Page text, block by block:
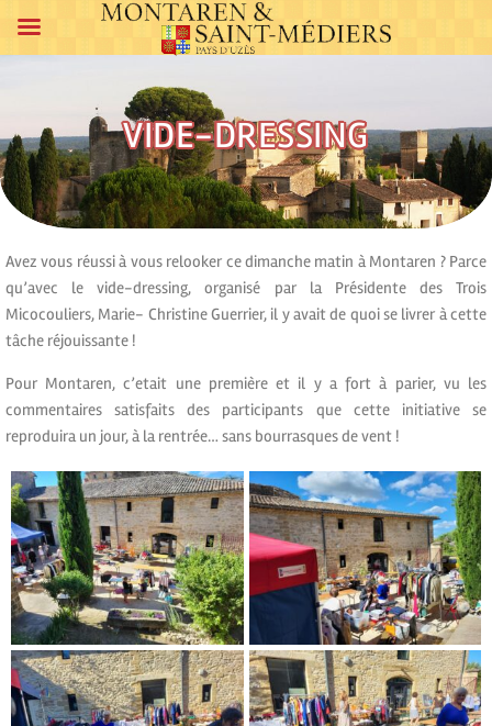
VIDE-DRESSING
Avez vous réussi à vous relooker ce dimanche matin à Montaren ? Parce
qu’avec le vide-dressing, organisé par la Présidente des Trois
Micocouliers, Marie- Christine Guerrier, il y avait de quoi se livrer à cette
tâche réjouissante !
Pour Montaren, c’etait une première et il y a fort à parier, vu les
commentaires satisfaits des participants que cette initiative se
reproduira un jour, à la rentrée… sans bourrasques de vent !